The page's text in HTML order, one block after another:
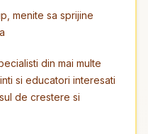
menite sa sprijine
din mai multe
si educatori interesati
de crestere si